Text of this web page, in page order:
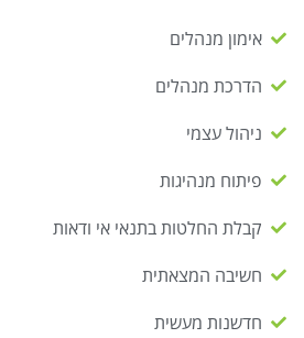
אימון מנהלים
הדרכת מנהלים
ניהול עצמי
פיתוח מנהיגות
קבלת החלטות בתנאי אי ודאות
חשיבה המצאתית
חדשנות מעשית